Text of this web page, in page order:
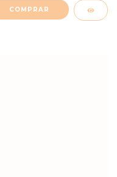
COMPRAR